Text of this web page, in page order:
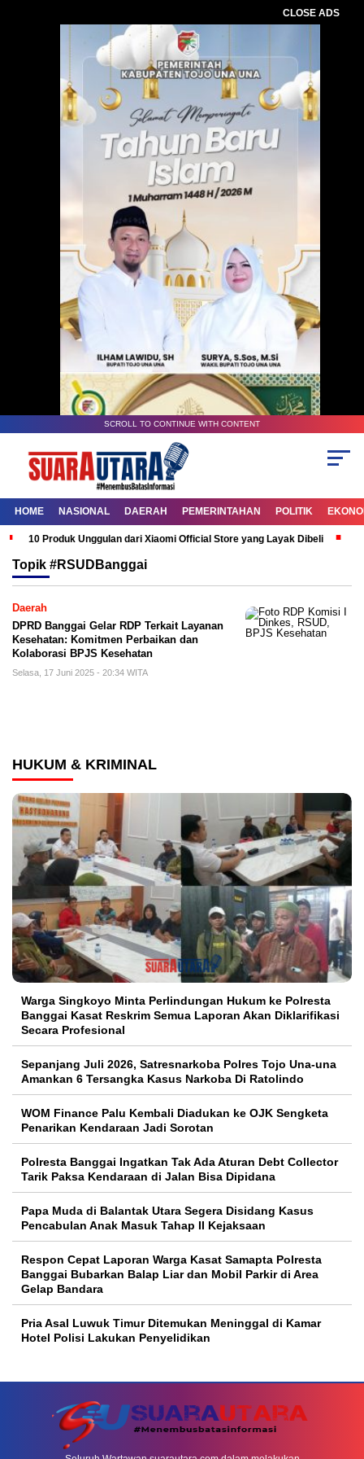
CLOSE ADS
SCROLL TO CONTINUE WITH CONTENT
HOME NASIONAL DAERAH PEMERINTAHAN POLITIK
10 Produk Unggulan dari Xiaomi Official Store yang Layak Dibeli
Topik #RSUDBanggai
Daerah
DPRD Banggai Gelar RDP Terkait Layanan
Kesehatan: Komitmen Perbaikan dan
Kolaborasi BPJS Kesehatan
Selasa, 17 Juni 2025 - 20:34 WITA
HUKUM & KRIMINAL
Warga Singkoyo Minta Perlindungan Hukum ke Polresta
Banggai Kasat Reskrim Semua Laporan Akan Diklarifikasi
Secara Profesional
Sepanjang Juli 2026, Satresnarkoba Polres Tojo Una-una
Amankan 6 Tersangka Kasus Narkoba Di Ratolindo
WOM Finance Palu Kembali Diadukan ke OJK Sengketa
Penarikan Kendaraan Jadi Sorotan
Polresta Banggai Ingatkan Tak Ada Aturan Debt Collector
Tarik Paksa Kendaraan di Jalan Bisa Dipidana
Papa Muda di Balantak Utara Segera Disidang Kasus
Pencabulan Anak Masuk Tahap II Kejaksaan
Respon Cepat Laporan Warga Kasat Samapta Polresta
Banggai Bubarkan Balap Liar dan Mobil Parkir di Area
Gelap Bandara
Pria Asal Luwuk Timur Ditemukan Meninggal di Kamar
Hotel Polisi Lakukan Penyelidikan